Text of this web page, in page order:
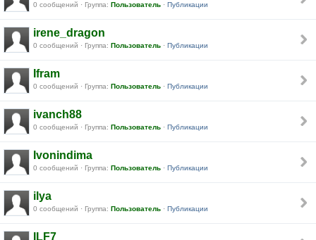
0 сообщений · Группа: Пользователь · Публикации
irene_dragon
0 сообщений · Группа: Пользователь · Публикации
Ifram
0 сообщений · Группа: Пользователь · Публикации
ivanch88
0 сообщений · Группа: Пользователь · Публикации
Ivonindima
0 сообщений · Группа: Пользователь · Публикации
ilya
0 сообщений · Группа: Пользователь · Публикации
ILF7